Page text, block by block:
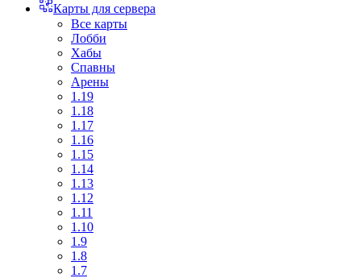
Карты для сервера
Все карты
Лобби
Хабы
Спавны
Арены
1.19
1.18
1.17
1.16
1.15
1.14
1.13
1.12
1.11
1.10
1.9
1.8
1.7